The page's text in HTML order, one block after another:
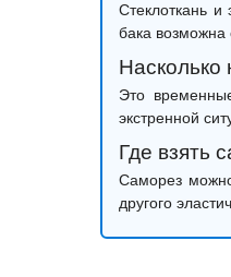
Стеклоткань и
бака возможна
Это
экстренной
Где взять
Саморез
другого